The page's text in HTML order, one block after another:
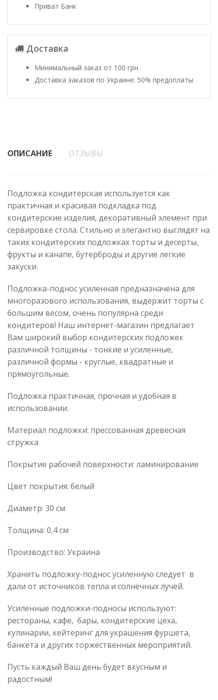
Приват Банк
Доставка
Минимальный заказ от 100 грн.
Доставка заказов по Украине: 50% предоплаты
ОПИСАНИЕ ОТЗЫВЫ
Подложка кондитерская используется как
практичная и красивая подкладка под
кондитерские изделия, декоративный элемент при
сервировке стола. Стильно и элегантно выглядят на
таких кондитерских подложках торты и десерты,
фрукты и канапе, бутерброды и другие легкие
закуски.
Подложка-поднос усиленная предназначена для
многоразового использования, выдержит торты с
большим весом, очень популярна среди
кондитеров! Наш интернет-магазин предлагает
Вам широкий выбор кондитерских подложек
различной толщины - тонкие и усиленные,
различной формы - круглые, квадратные и
прямоугольные.
Подложка практичная, прочная и удобная в
использовании.
Материал подложки: прессованная древесная
стружка
Покрытие рабочей поверхности: ламинирование
Цвет покрытия: белый
Диаметр: 30 см
Толщина: 0,4 см
Производство: Украина
Хранить подложку-поднос усиленную следует в
дали от источников тепла и солнечных лучей.
Усиленные подложки-подносы используют:
рестораны, кафе, бары, кондитерские цеха,
кулинарии, кейтеринг для украшения фуршета,
банкета и других торжественных мероприятий.
Пусть каждый Ваш день будет вкусным и
радостным!